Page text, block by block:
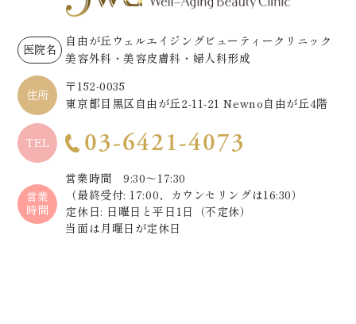
医院名
自由が丘ウェルエイジングビューティークリニック
美容外科・美容皮膚科・婦人科形成
住所
〒152-0035
東京都目黒区自由が丘2-11-21 Newno自由が丘4階
TEL 03-6421-4073
営業
時間
営業時間 9:30～17:30
（最終受付: 17:00、カウンセリングは16:30）
定休日: 日曜日と平日1日（不定休）
当面は月曜日が定休日